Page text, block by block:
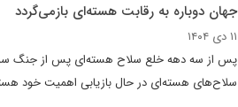
جهان دوباره به رقابت هسته‌ای بازمی‌گردد
۱۱ دی ۱۴۰۴
سلاح‌های هسته‌ای در حال بازیابی اهمیت خود